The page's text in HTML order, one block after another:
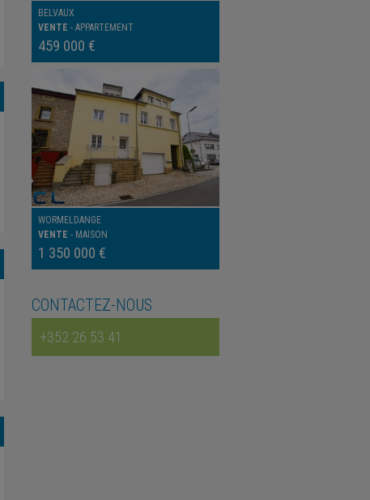
BELVAUX
VENTE - APPARTEMENT
459 000 €
WORMELDANGE
VENTE - MAISON
1 350 000 €
CONTACTEZ-NOUS
+352 26 53 41